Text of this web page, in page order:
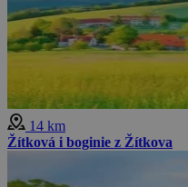
14 km
Žítková i boginie z Žítkova